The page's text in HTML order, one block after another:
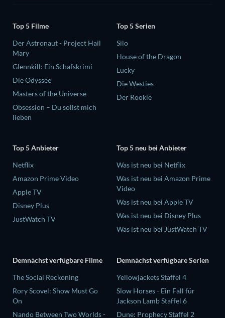
Top 5 Filme
Der Astronaut - Project Hail
Mary
Glennkill: Ein Schafskrimi
Die Odyssee
Masters of the Universe
Obsession – Du sollst mich
lieben
Top 5 Serien
Silo
House of the Dragon
Lucky
Die Westies
Der Rookie
Top 5 Anbieter
Netflix
Amazon Prime Video
Apple TV
Disney Plus
JustWatch TV
Top 5 neu bei Anbieter
Was ist neu bei Netflix
Was ist neu bei Amazon Prime
Video
Was ist neu bei Apple TV
Was ist neu bei Disney Plus
Was ist neu bei JustWatch TV
Demnächst verfügbare Filme
The Social Reckoning
Rory Scovel: Show Must Go
On
Nando Between Two Worlds -
Demnächst verfügbare Serien
Yellowjackets Staffel 4
Slow Horses - Ein Fall für
Jackson Lamb Staffel 6
Dune: Prophecy Staffel 2